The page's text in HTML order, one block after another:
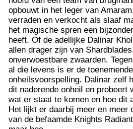
opbouwt in het leger van
verraden en verkocht als slaaf
het magische spren een
heeft. Of de adellijke Dalinar
allen drager zijn van
onverwoestbare zwaarden.
al die levens is er de
onheilsvoorspelling. Dalinar zelf
dit naderende onheil en probeert
wat er staat te komen en hoe dit
Het lijkt er daarbij meer en meer
van de befaamde Knights